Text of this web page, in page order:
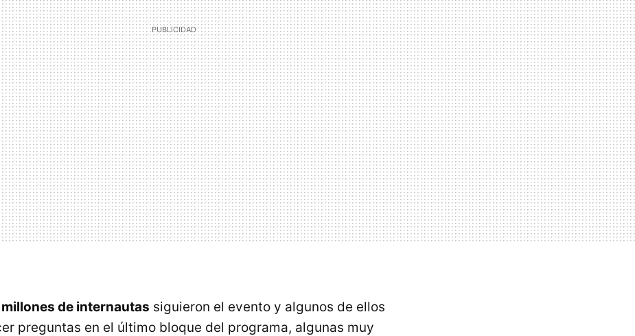
de internautas siguieron el evento y algunos de ellos
preguntas en el último bloque del programa, algunas muy